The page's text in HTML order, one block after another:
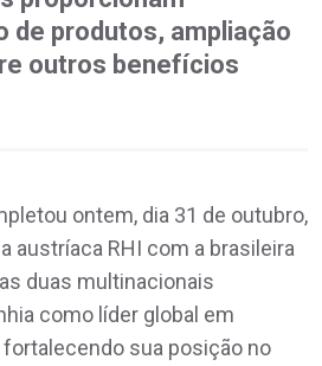
de produtos, ampliação
outros benefícios
ontem, dia 31 de outubro,
austríaca RHI com a brasileira
duas multinacionais
como líder global em
sua posição no